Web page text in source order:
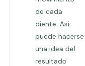
de cada
diente. Así
puede hacerse
una idea del
resultado